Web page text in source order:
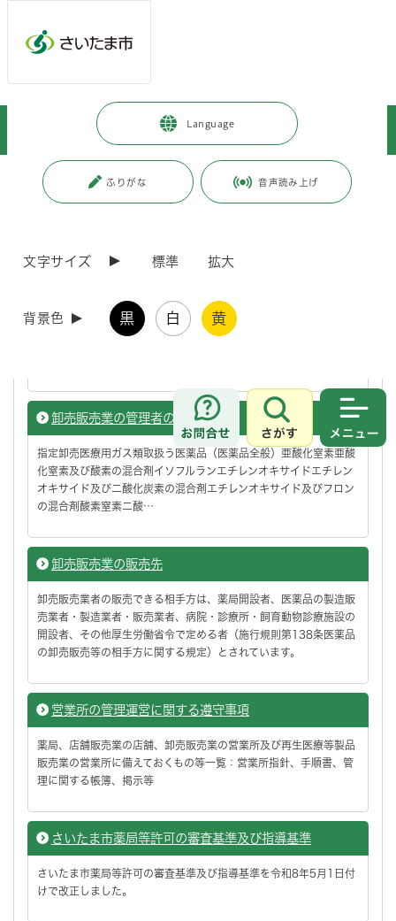
Language
ふりがな 音声読み上げ
文字サイズ 標準 拡大
背景色 黒 白 黄
お問合せ
さがす
事業者向けの情報 > 届出・手続き
薬事・毒物劇物・温泉
ページ番号：J005687
1．申請者（法人の場合は薬事に関する業務に責任を有する役員）
卸売販売業の管理者の要件
指定卸売医療用ガス類取扱う医薬品（医薬品全般）亜酸化窒素亜酸
化窒素及び酸素の混合剤イソフルランエチレンオキサイドエチレン
オキサイド及び二酸化炭素の混合剤エチレンオキサイド及びフロン
の混合剤酸素窒素二酸…
卸売販売業の販売先
卸売販売業者の販売できる相手方は、薬局開設者、医薬品の製造販
売業者・製造業者・販売業者、病院・診療所・飼育動物診療施設の
開設者、その他厚生労働省令で定める者（施行規則第138条医薬品
の卸売販売等の相手方に関する規定）とされています。
営業所の管理運営に関する遵守事項
薬局、店舗販売業の店舗、卸売販売業の営業所及び再生医療等製品
販売業の営業所に備えておくもの等一覧：営業所指針、手順書、管
理に関する帳簿、掲示等
さいたま市薬局等許可の審査基準及び指導基準
さいたま市薬局等許可の審査基準及び指導基準を令和8年5月1日付
けで改正しました。